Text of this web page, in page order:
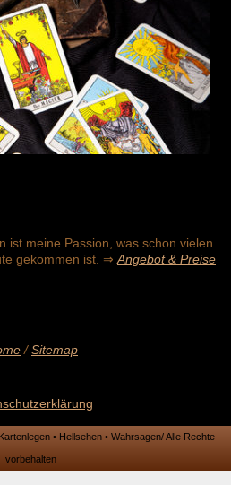
ist meine Passion, was schon vielen
gekommen ist. ⇒ Angebot & Preise
/ Sitemap
• Hellsehen • Wahrsagen/ Alle Rechte
vorbehalten